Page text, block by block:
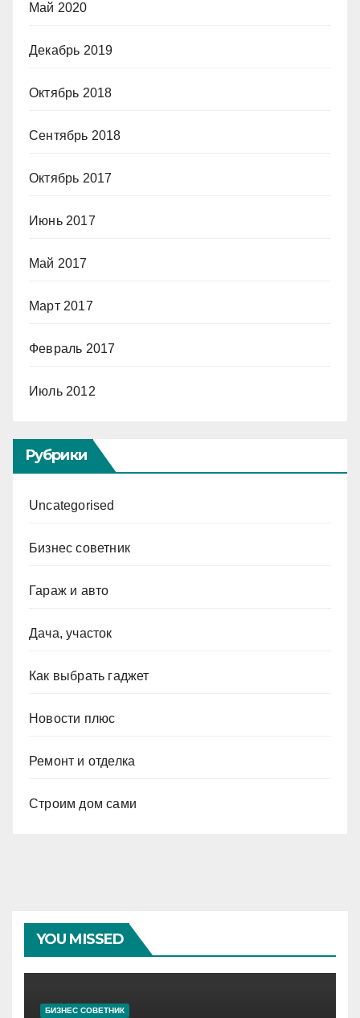
Май 2020
Декабрь 2019
Октябрь 2018
Сентябрь 2018
Октябрь 2017
Июнь 2017
Май 2017
Март 2017
Февраль 2017
Июль 2012
Рубрики
Uncategorised
Бизнес советник
Гараж и авто
Дача, участок
Как выбрать гаджет
Новости плюс
Ремонт и отделка
Строим дом сами
YOU MISSED
БИЗНЕС СОВЕТНИК